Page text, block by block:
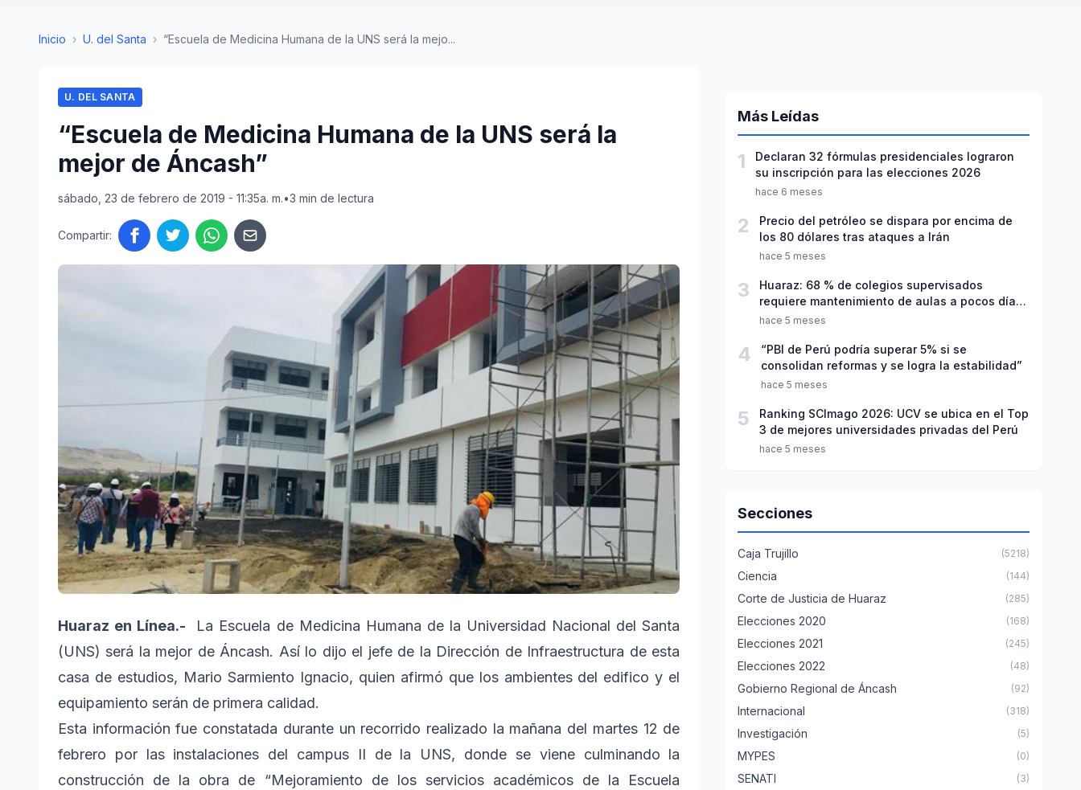
Inicio › U. del Santa › “Escuela de Medicina Humana de la UNS será la mejo...
U. DEL SANTA
“Escuela de Medicina Humana de la UNS será la
mejor de Áncash”
sábado, 23 de febrero de 2019 - 11:35a. m.•3 min de lectura
Compartir:
Huaraz en Línea.-
La Escuela de Medicina Humana de la Universidad Nacional del Santa
(UNS) será la mejor de Áncash. Así lo dijo el jefe de la Dirección de Infraestructura de esta
casa de estudios, Mario Sarmiento Ignacio, quien afirmó que los ambientes del edifico y el
equipamiento serán de primera calidad.
Esta información fue constatada durante un recorrido realizado la mañana del martes 12 de
febrero por las instalaciones del campus II de la UNS, donde se viene culminando la
construcción de la obra de “Mejoramiento de los servicios académicos de la Escuela
Más Leídas
1
Declaran 32 fórmulas presidenciales lograron
su inscripción para las elecciones 2026
hace 6 meses
2
Precio del petróleo se dispara por encima de
los 80 dólares tras ataques a Irán
hace 5 meses
3
Huaraz: 68 % de colegios supervisados
requiere mantenimiento de aulas a pocos días
de inicio del año escolar 2026
hace 5 meses
4
“PBI de Perú podría superar 5% si se
consolidan reformas y se logra la estabilidad”
hace 5 meses
5
Ranking SCImago 2026: UCV se ubica en el Top
3 de mejores universidades privadas del Perú
hace 5 meses
Secciones
Caja Trujillo (5218)
Ciencia (144)
Corte de Justicia de Huaraz (285)
Elecciones 2020 (168)
Elecciones 2021 (245)
Elecciones 2022 (48)
Gobierno Regional de Áncash (92)
Internacional (318)
Investigación (5)
MYPES (0)
SENATI (3)